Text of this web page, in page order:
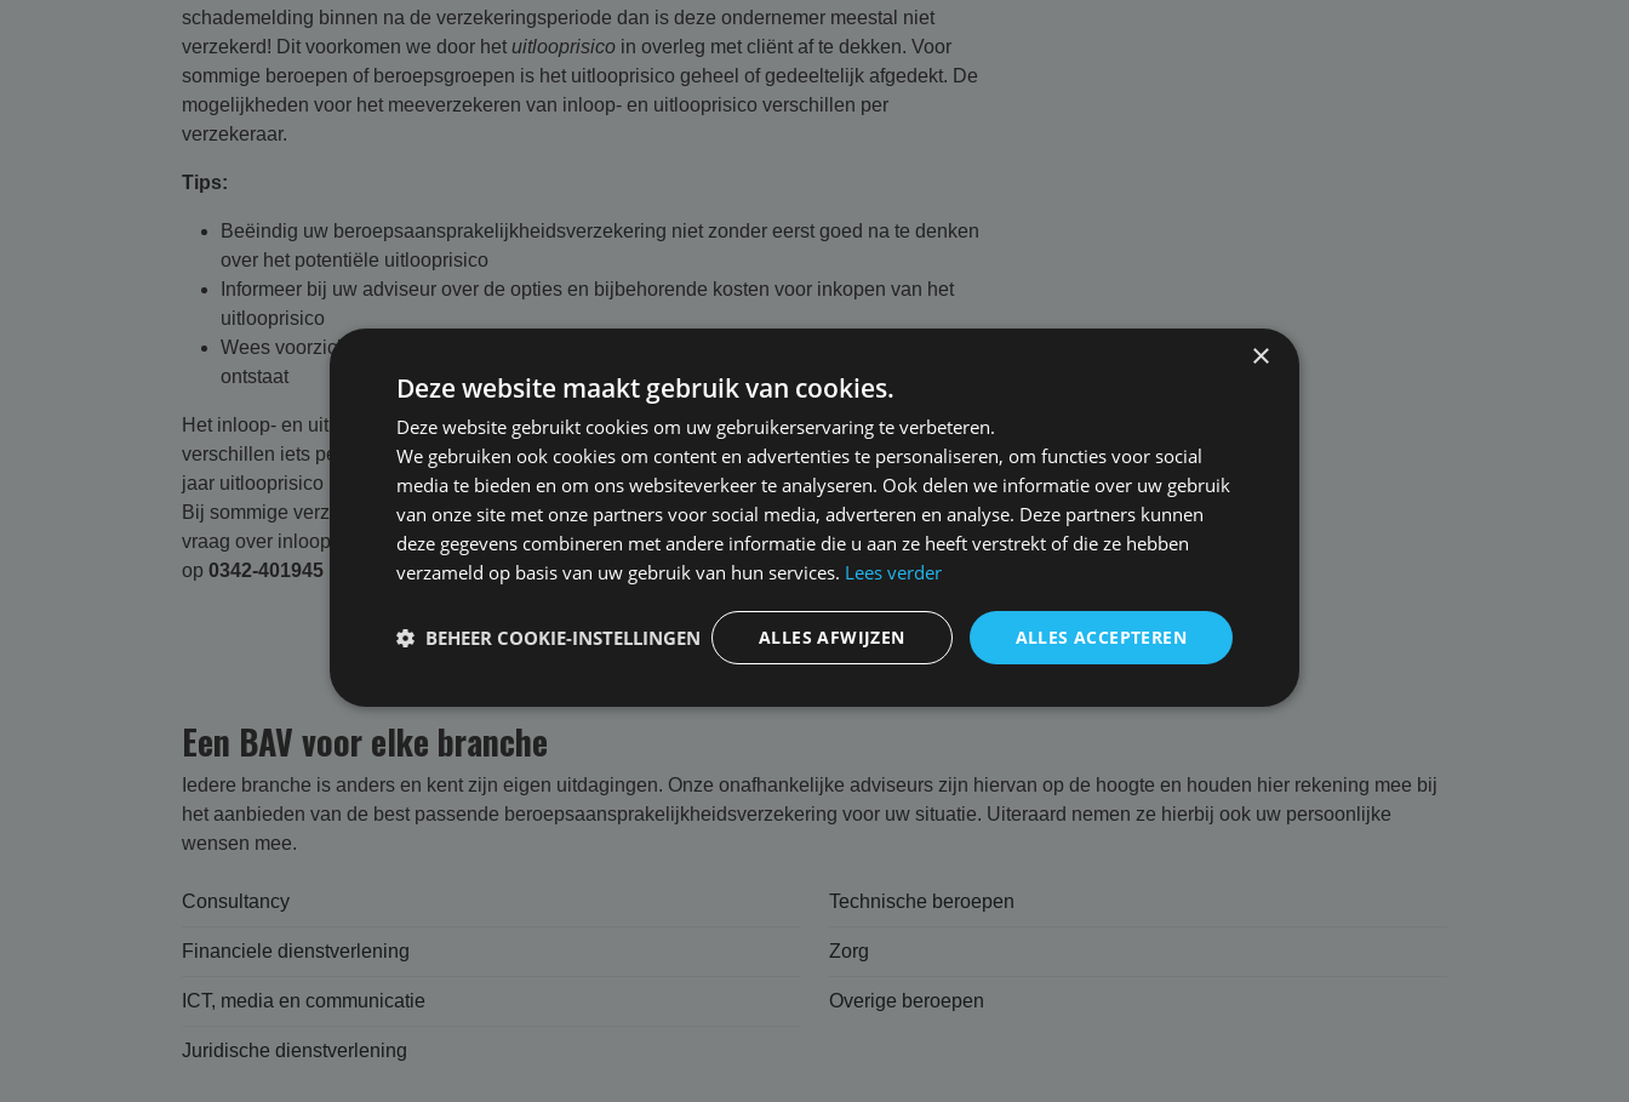
schademelding binnen na de verzekeringsperiode dan is deze ondernemer meestal niet
verzekerd! Dit voorkomen we door het uitlooprisico in overleg met cliënt af te dekken. Voor
sommige beroepen of beroepsgroepen is het uitlooprisico geheel of gedeeltelijk afgedekt. De
mogelijkheden voor het meeverzekeren van inloop- en uitlooprisico verschillen per
verzekeraar.
Tips:
Beëindig uw beroepsaansprakelijkheidsverzekering niet zonder eerst goed na te denken
over het potentiële uitlooprisico
Informeer bij uw adviseur over de opties en bijbehorende kosten voor inkopen van het
uitlooprisico
Wees voorzichtig bij een overstap naar een andere verzekeraar en toets of er een hiaat
ontstaat
Het inloop- en uitlooprisico is bij maatwerk in te kopen meestal tot vijf jaar. De tarieven
verschillen iets per verzekeraar en zijn afhankelijk van de duur van het in- of uitlooprisico. Vijf
jaar uitlooprisico is gemiddeld in te kopen tegen 100% eenmalige opslag van de jaarpremie.
Bij sommige verzekeraars is er standaard inloop - uitloopdekking geclausuleerd. Heeft u een
vraag over inloop / uitlooprisico beroepsaansprakelijkheid? Steluw vraag per mailof bel ons
op 0342-401945
Een BAV voor elke branche
Iedere branche is anders en kent zijn eigen uitdagingen. Onze onafhankelijke adviseurs zijn hiervan op de hoogte en houden hier rekening mee bij
het aanbieden van de best passende beroepsaansprakelijk­heids­verzekering voor uw situatie. Uiteraard nemen ze hierbij ook uw persoonlijke
wensen mee.
Consultancy
Financiele dienstverlening
ICT, media en communicatie
Juridische dienstverlening
Technische beroepen
Zorg
Overige beroepen
×
Deze website maakt gebruik van cookies.
Deze website gebruikt cookies om uw gebruikerservaring te verbeteren.
We gebruiken ook cookies om content en advertenties te personaliseren, om functies voor social
media te bieden en om ons websiteverkeer te analyseren. Ook delen we informatie over uw gebruik
van onze site met onze partners voor social media, adverteren en analyse. Deze partners kunnen
deze gegevens combineren met andere informatie die u aan ze heeft verstrekt of die ze hebben
verzameld op basis van uw gebruik van hun services. Lees verder
ALLES ACCEPTEREN
ALLES AFWIJZEN
BEHEER COOKIE-INSTELLINGEN